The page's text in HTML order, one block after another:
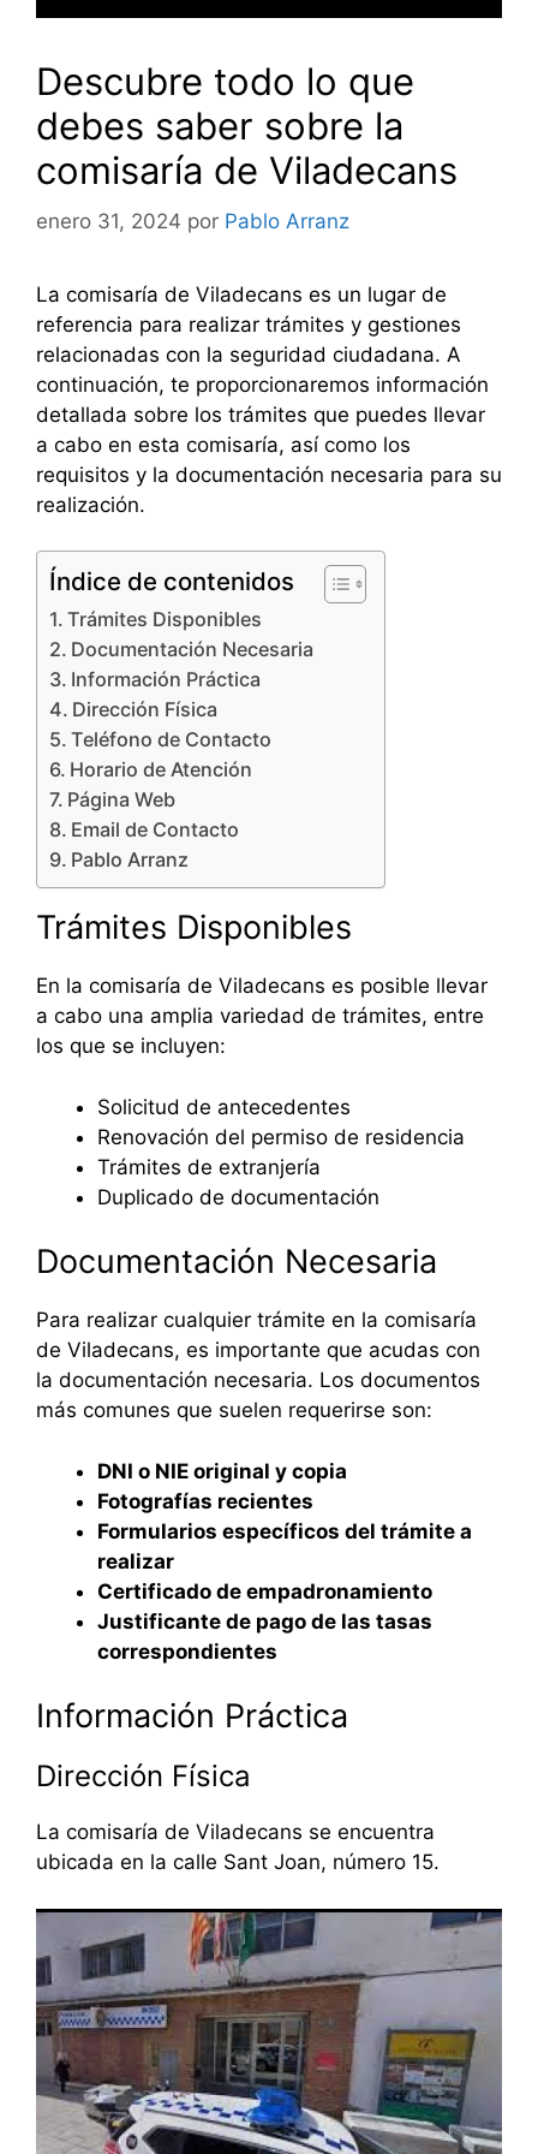
Descubre todo lo que
debes saber sobre la
comisaría de Viladecans
enero 31, 2024 por Pablo Arranz
La comisaría de Viladecans es un lugar de
referencia para realizar trámites y gestiones
relacionadas con la seguridad ciudadana. A
continuación, te proporcionaremos información
detallada sobre los trámites que puedes llevar
a cabo en esta comisaría, así como los
requisitos y la documentación necesaria para su
realización.
Índice de contenidos
Trámites Disponibles
Documentación Necesaria
Información Práctica
Dirección Física
Teléfono de Contacto
Horario de Atención
Página Web
Email de Contacto
Pablo Arranz
Trámites Disponibles
En la comisaría de Viladecans es posible llevar
a cabo una amplia variedad de trámites, entre
los que se incluyen:
Solicitud de antecedentes
Renovación del permiso de residencia
Trámites de extranjería
Duplicado de documentación
Documentación Necesaria
Para realizar cualquier trámite en la comisaría
de Viladecans, es importante que acudas con
la documentación necesaria. Los documentos
más comunes que suelen requerirse son:
DNI o NIE original y copia
Fotografías recientes
Formularios específicos del trámite a
realizar
Certificado de empadronamiento
Justificante de pago de las tasas
correspondientes
Información Práctica
Dirección Física
La comisaría de Viladecans se encuentra
ubicada en la calle Sant Joan, número 15.